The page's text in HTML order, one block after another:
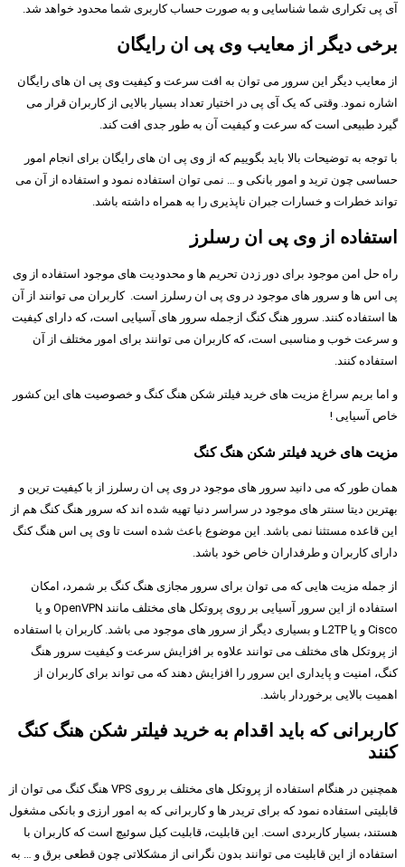
آی پی تکراری شما شناسایی و به صورت حساب کاربری شما محدود خواهد شد.
برخی دیگر از معایب وی پی ان رایگان
از معایب دیگر این سرور می توان به افت سرعت و کیفیت وی پی ان های رایگان
اشاره نمود. وقتی که یک آی پی در اختیار تعداد بسیار بالایی از کاربران قرار می
گیرد طبیعی است که سرعت و کیفیت آن به طور جدی افت کند.
با توجه به توضیحات بالا باید بگوییم که از وی پی ان های رایگان برای انجام امور
حساسی چون ترید و امور بانکی و … نمی توان استفاده نمود و استفاده از آن می
تواند خطرات و خسارات جبران ناپذیری را به همراه داشته باشد.
استفاده از وی پی ان رسلرز
راه حل امن موجود برای دور زدن تحریم ها و محدودیت های موجود استفاده از وی
پی اس ها و سرور های موجود در وی پی ان رسلرز است. کاربران می توانند از آن
ها استفاده کنند. سرور هنگ کنگ ازجمله سرور های آسیایی است، که دارای کیفیت
و سرعت خوب و مناسبی است، که کاربران می توانند برای امور مختلف از آن
استفاده کنند.
و اما بریم سراغ مزیت های خرید فیلتر شکن هنگ کنگ و خصوصیت های این کشور
خاص آسیایی !
مزیت های خرید فیلتر شکن هنگ کنگ
همان طور که می دانید سرور های موجود در وی پی ان رسلرز از با کیفیت ترین و
بهترین دیتا سنتر های موجود در سراسر دنیا تهیه شده اند که سرور هنگ کنگ هم از
این قاعده مستثنا نمی باشد. این موضوع باعث شده است تا وی پی اس هنگ کنگ
دارای کاربران و طرفداران خاص خود باشد.
از جمله مزیت هایی که می توان برای سرور مجازی هنگ کنگ بر شمرد، امکان
استفاده از این سرور آسیایی بر روی پروتکل های مختلف مانند OpenVPN و یا
Cisco و یا L2TP و بسیاری دیگر از سرور های موجود می باشد. کاربران با استفاده
از پروتکل های مختلف می توانند علاوه بر افزایش سرعت و کیفیت سرور هنگ
کنگ، امنیت و پایداری این سرور را افزایش دهند که می تواند برای کاربران از
اهمیت بالایی برخوردار باشد.
کاربرانی که باید اقدام به خرید فیلتر شکن هنگ کنگ
کنند
همچنین در هنگام استفاده از پروتکل های مختلف بر روی VPS هنگ کنگ می توان از
قابلیتی استفاده نمود که برای تریدر ها و کاربرانی که به امور ارزی و بانکی مشغول
هستند، بسیار کاربردی است. این قابلیت، قابلیت کیل سوئیچ است که کاربران با
استفاده از این قابلیت می توانند بدون نگرانی از مشکلاتی چون قطعی برق و … به